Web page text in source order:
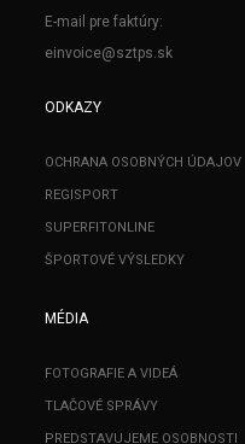
E-mail pre faktúry:
einvoice@sztps.sk
ODKAZY
OCHRANA OSOBNÝCH ÚDAJOV
REGISPORT
SUPERFITONLINE
ŠPORTOVÉ VÝSLEDKY
MÉDIA
FOTOGRAFIE A VIDEÁ
TLAČOVÉ SPRÁVY
PREDSTAVUJEME OSOBNOSTI